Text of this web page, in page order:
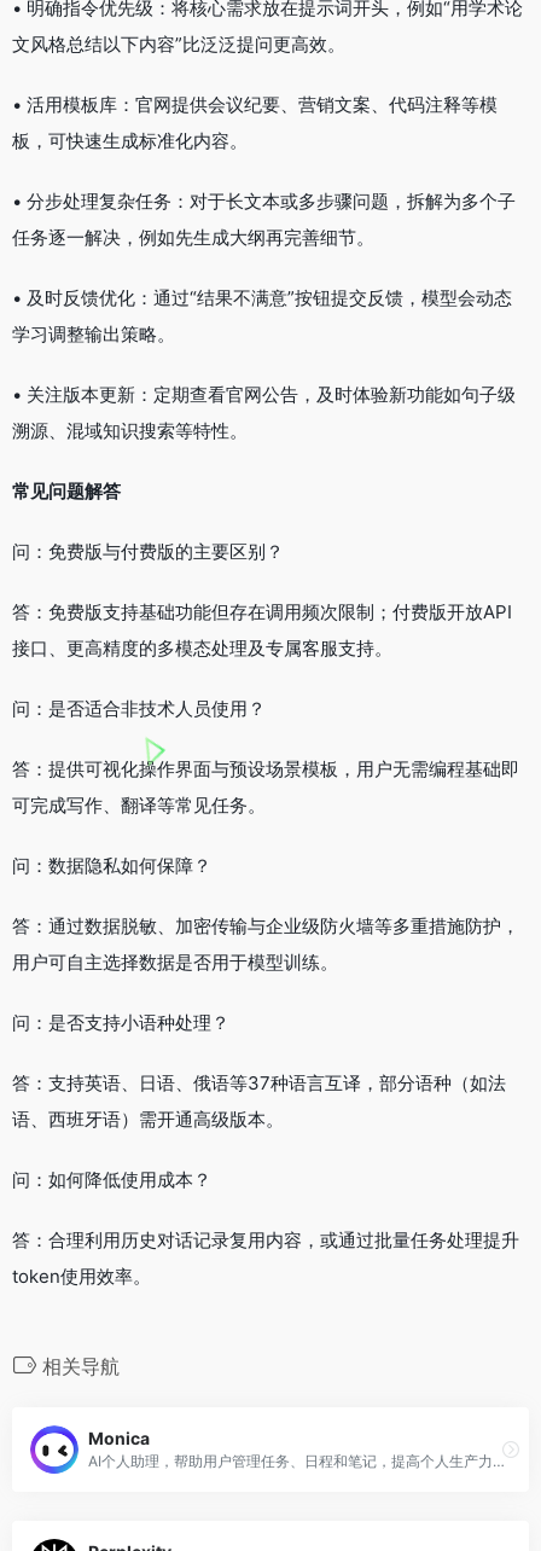
• 明确指令优先级：将核心需求放在提示词开头，例如“用学术论
文风格总结以下内容”比泛泛提问更高效。
• 活用模板库：官网提供会议纪要、营销文案、代码注释等模
板，可快速生成标准化内容。
• 分步处理复杂任务：对于长文本或多步骤问题，拆解为多个子
任务逐一解决，例如先生成大纲再完善细节。
• 及时反馈优化：通过“结果不满意”按钮提交反馈，模型会动态
学习调整输出策略。
• 关注版本更新：定期查看官网公告，及时体验新功能如句子级
溯源、混域知识搜索等特性。
常见问题解答
问：免费版与付费版的主要区别？
答：免费版支持基础功能但存在调用频次限制；付费版开放API
接口、更高精度的多模态处理及专属客服支持。
问：是否适合非技术人员使用？
答：提供可视化操作界面与预设场景模板，用户无需编程基础即
可完成写作、翻译等常见任务。
问：数据隐私如何保障？
答：通过数据脱敏、加密传输与企业级防火墙等多重措施防护，
用户可自主选择数据是否用于模型训练。
问：是否支持小语种处理？
答：支持英语、日语、俄语等37种语言互译，部分语种（如法
语、西班牙语）需开通高级版本。
问：如何降低使用成本？
答：合理利用历史对话记录复用内容，或通过批量任务处理提升
token使用效率。
相关导航
Monica
AI个人助理，帮助用户管理任务、日程和笔记，提高个人生产力。